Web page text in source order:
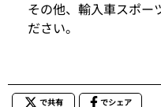
その他、輸入車スポー
ださい。
で共有 でシェア